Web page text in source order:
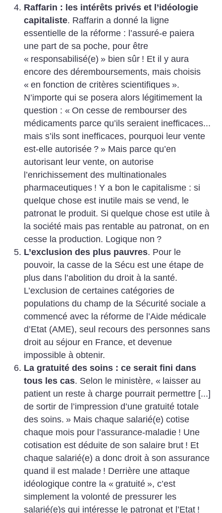
Raffarin : les intérêts privés et l’idéologie
capitaliste. Raffarin a donné la ligne
essentielle de la réforme : l’assuré-e paiera
une part de sa poche, pour être
« responsabilisé(e) » bien sûr ! Et il y aura
encore des déremboursements, mais choisis
« en fonction de critères scientifiques ».
N’importe qui se posera alors légitimement la
question : « On cesse de rembourser des
médicaments parce qu’ils seraient inefficaces...
mais s’ils sont inefficaces, pourquoi leur vente
est-elle autorisée ? » Mais parce qu’en
autorisant leur vente, on autorise
l’enrichissement des multinationales
pharmaceutiques ! Y a bon le capitalisme : si
quelque chose est inutile mais se vend, le
patronat le produit. Si quelque chose est utile à
la société mais pas rentable au patronat, on en
cesse la production. Logique non ?
L’exclusion des plus pauvres. Pour le
pouvoir, la casse de la Sécu est une étape de
plus dans l’abolition du droit à la santé.
L’exclusion de certaines catégories de
populations du champ de la Sécurité sociale a
commencé avec la réforme de l’Aide médicale
d’Etat (AME), seul recours des personnes sans
droit au séjour en France, et devenue
impossible à obtenir.
La gratuité des soins : ce serait fini dans
tous les cas. Selon le ministère, « laisser au
patient un reste à charge pourrait permettre [...]
de sortir de l’impression d’une gratuité totale
des soins. » Mais chaque salarié(e) cotise
chaque mois pour l’assurance-maladie ! Une
cotisation est déduite de son salaire brut ! Et
chaque salarié(e) a donc droit à son assurance
quand il est malade ! Derrière une attaque
idéologique contre la « gratuité », c’est
simplement la volonté de pressurer les
salarié(e)s qui intéresse le patronat et l’Etat !